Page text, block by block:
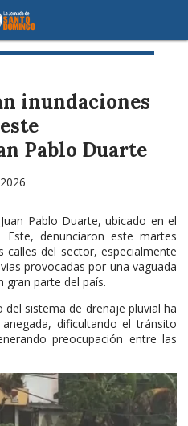
inundaciones
Pablo Duarte
Pablo Duarte, ubicado en el
denunciaron este martes
calles del sector, especialmente
provocadas por una vaguada
gran parte del país.
sistema de drenaje pluvial ha
dificultando el tránsito
preocupación entre las